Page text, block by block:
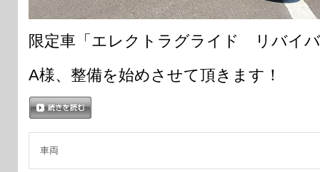
限定車「エレクトラグライド リバイ
A様、整備を始めさせて頂きます！
車両